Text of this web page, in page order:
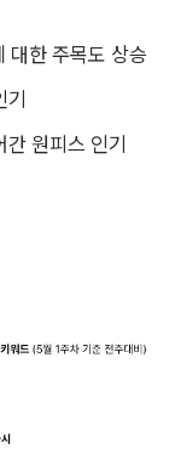
대한 주목도 상승
기
간 원피스 인기